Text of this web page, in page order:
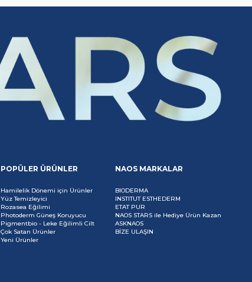
POPÜLER ÜRÜNLER
Hamilelik Dönemi için Ürünler
Yüz Temizleyici
Rozasea Eğilimi
Photoderm Güneş Koruyucu
Pigmentbio - Leke Eğilimli Cilt
Çok Satan Ürünler
Yeni Ürünler
NAOS MARKALAR
BIODERMA
INSTITUT ESTHEDERM
ETAT PUR
NAOS STARS ile Hediye Ürün Kazan
ASKNAOS
BİZE ULAŞIN